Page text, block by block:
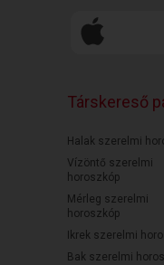
Társkereső
Halak szerelmi
Vízöntő szerelmi
horoszkóp
Mérleg szerelmi
horoszkóp
Ikrek szerelmi
Bak szerelmi